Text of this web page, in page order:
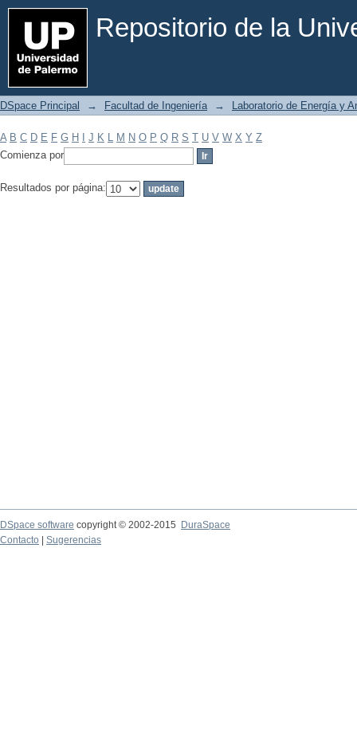
Repositorio de la
Filtrar por: Materia
DSpace Principal → Facultad de Ingeniería → Laboratorio de Energía y
A B C D E F G H J K L M N O P Q R S T U V W X Y Z
Comienza por
Resultados por página:
DSpace software copyright © 2002-2015
DuraSpace
Contacto
Sugerencias